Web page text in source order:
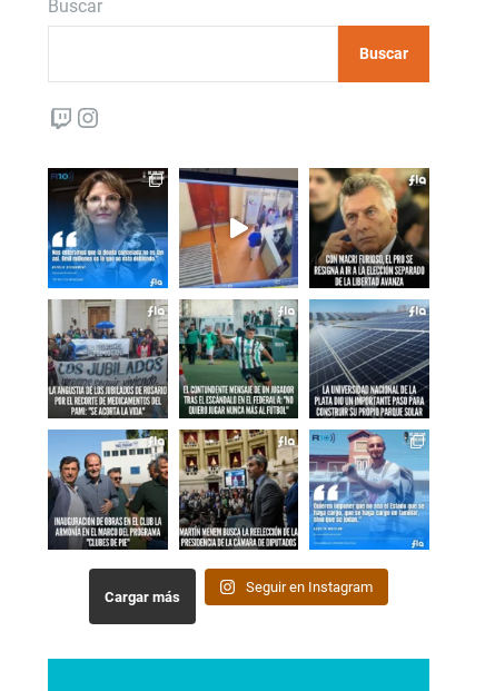
Buscar
Buscar
Twitch
Cargar más
Seguir en Instagram